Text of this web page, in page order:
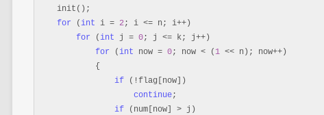
    init();
for ( int i = 2; i <= n; i++ )
for ( int j = 0; j <= k; j++ )
for ( int now = 0; now < ( 1 << n); now++ )
            {
if (!flag[now])
continue;
if (num[now] > j)